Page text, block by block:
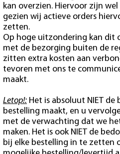
kan overzien. Hiervoor zijn
gezien wij actieve orders
zetten.
Op hoge uitzondering kan dit
met de bezorging buiten de
zitten extra kosten aan
tevoren met ons te
maakt.
Letop!: Het is absoluut NIET
bestelling maakt, en u
met de verwachting dat we
maken. Het is ook NIET de
bij elke bestelling in te zetten